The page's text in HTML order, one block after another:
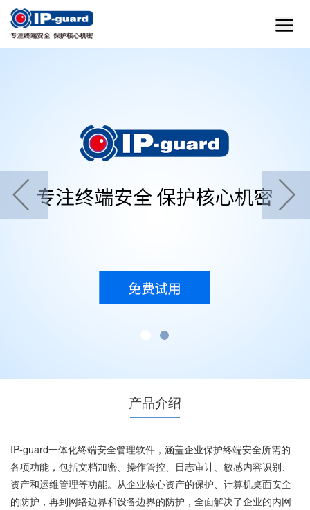
首页 home
产品介绍
IP-guard一体化终端安全管理软件，涵盖企业保护终端安全所需的
各项功能，包括文档加密、操作管控、日志审计、敏感内容识别、
资产和运维管理等功能。从企业核心资产的保护、计算机桌面安全
的防护，再到网络边界和设备边界的防护，全面解决了企业的内网